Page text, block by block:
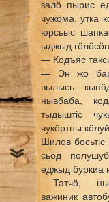
залӧ пырис
чужӧма, утка
юрсьыс
ыджыд
— Кодъяс
— Эн жӧ
вылысь
нывбаба,
тыдыштіс
чукӧртны
Шилов
сьӧд
еджыд буркиа
— Татчӧ, — ныв
важиник